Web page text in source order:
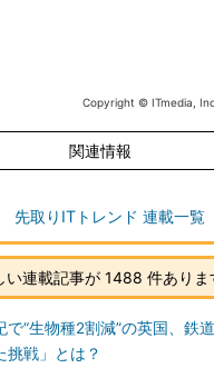
Copyright © ITmedia,
関連情報
先取りITトレンド 連載一覧
い連載記事が 1488 件ありま
で“生物種2割減”の英国、鉄
挑戦」とは？